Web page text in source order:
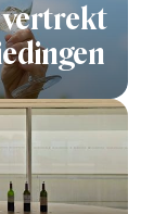
vertrekt